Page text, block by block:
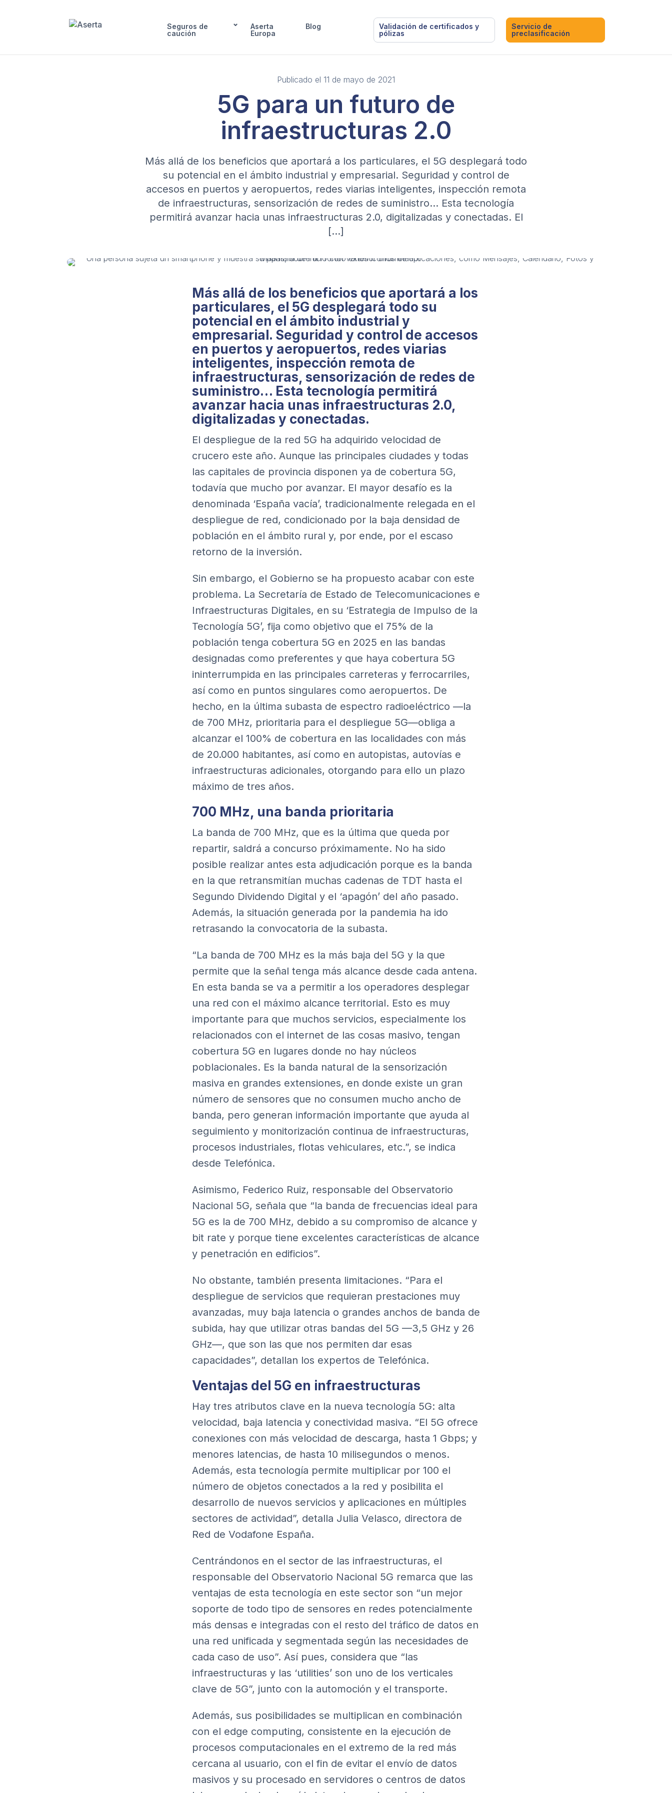
Seguros de
caución
Aserta
Europa
Blog
Validación de certificados y
pólizas
Servicio de
preclasificación
Publicado el 11 de mayo de 2021
5G para un futuro de
infraestructuras 2.0
Más allá de los beneficios que aportará a los particulares, el 5G desplegará todo
su potencial en el ámbito industrial y empresarial. Seguridad y control de
accesos en puertos y aeropuertos, redes viarias inteligentes, inspección remota
de infraestructuras, sensorización de redes de suministro… Esta tecnología
permitirá avanzar hacia unas infraestructuras 2.0, digitalizadas y conectadas. El
[…]
Más allá de los beneficios que aportará a los
particulares, el 5G desplegará todo su
potencial en el ámbito industrial y
empresarial. Seguridad y control de accesos
en puertos y aeropuertos, redes viarias
inteligentes, inspección remota de
infraestructuras, sensorización de redes de
suministro… Esta tecnología permitirá
avanzar hacia unas infraestructuras 2.0,
digitalizadas y conectadas.
El despliegue de la red 5G ha adquirido velocidad de
crucero este año. Aunque las principales ciudades y todas
las capitales de provincia disponen ya de cobertura 5G,
todavía que mucho por avanzar. El mayor desafío es la
denominada ‘España vacía’, tradicionalmente relegada en el
despliegue de red, condicionado por la baja densidad de
población en el ámbito rural y, por ende, por el escaso
retorno de la inversión.
Sin embargo, el Gobierno se ha propuesto acabar con este
problema. La Secretaría de Estado de Telecomunicaciones e
Infraestructuras Digitales, en su ‘Estrategia de Impulso de la
Tecnología 5G’, fija como objetivo que el 75% de la
población tenga cobertura 5G en 2025 en las bandas
designadas como preferentes y que haya cobertura 5G
ininterrumpida en las principales carreteras y ferrocarriles,
así como en puntos singulares como aeropuertos. De
hecho, en la última subasta de espectro radioeléctrico —la
de 700 MHz, prioritaria para el despliegue 5G—obliga a
alcanzar el 100% de cobertura en las localidades con más
de 20.000 habitantes, así como en autopistas, autovías e
infraestructuras adicionales, otorgando para ello un plazo
máximo de tres años.
700 MHz, una banda prioritaria
La banda de 700 MHz, que es la última que queda por
repartir, saldrá a concurso próximamente. No ha sido
posible realizar antes esta adjudicación porque es la banda
en la que retransmitían muchas cadenas de TDT hasta el
Segundo Dividendo Digital y el ‘apagón’ del año pasado.
Además, la situación generada por la pandemia ha ido
retrasando la convocatoria de la subasta.
“La banda de 700 MHz es la más baja del 5G y la que
permite que la señal tenga más alcance desde cada antena.
En esta banda se va a permitir a los operadores desplegar
una red con el máximo alcance territorial. Esto es muy
importante para que muchos servicios, especialmente los
relacionados con el internet de las cosas masivo, tengan
cobertura 5G en lugares donde no hay núcleos
poblacionales. Es la banda natural de la sensorización
masiva en grandes extensiones, en donde existe un gran
número de sensores que no consumen mucho ancho de
banda, pero generan información importante que ayuda al
seguimiento y monitorización continua de infraestructuras,
procesos industriales, flotas vehiculares, etc.”, se indica
desde Telefónica.
Asimismo, Federico Ruiz, responsable del Observatorio
Nacional 5G, señala que “la banda de frecuencias ideal para
5G es la de 700 MHz, debido a su compromiso de alcance y
bit rate y porque tiene excelentes características de alcance
y penetración en edificios”.
No obstante, también presenta limitaciones. “Para el
despliegue de servicios que requieran prestaciones muy
avanzadas, muy baja latencia o grandes anchos de banda de
subida, hay que utilizar otras bandas del 5G —3,5 GHz y 26
GHz—, que son las que nos permiten dar esas
capacidades”, detallan los expertos de Telefónica.
Ventajas del 5G en infraestructuras
Hay tres atributos clave en la nueva tecnología 5G: alta
velocidad, baja latencia y conectividad masiva. “El 5G ofrece
conexiones con más velocidad de descarga, hasta 1 Gbps; y
menores latencias, de hasta 10 milisegundos o menos.
Además, esta tecnología permite multiplicar por 100 el
número de objetos conectados a la red y posibilita el
desarrollo de nuevos servicios y aplicaciones en múltiples
sectores de actividad”, detalla Julia Velasco, directora de
Red de Vodafone España.
Centrándonos en el sector de las infraestructuras, el
responsable del Observatorio Nacional 5G remarca que las
ventajas de esta tecnología en este sector son “un mejor
soporte de todo tipo de sensores en redes potencialmente
más densas e integradas con el resto del tráfico de datos en
una red unificada y segmentada según las necesidades de
cada caso de uso”. Así pues, considera que “las
infraestructuras y las ‘utilities’ son uno de los verticales
clave de 5G”, junto con la automoción y el transporte.
Además, sus posibilidades se multiplican en combinación
con el edge computing, consistente en la ejecución de
procesos computacionales en el extremo de la red más
cercana al usuario, con el fin de evitar el envío de datos
masivos y su procesado en servidores o centros de datos